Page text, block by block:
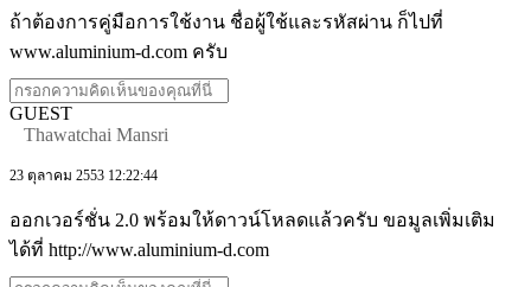
ถ้าต้องการคู่มือการใช้งาน ชื่อผู้ใช้และรหัสผ่าน ก็ไปที่
www.aluminium-d.com ครับ
GUEST
Thawatchai Mansri
23 ตุลาคม 2553 12:22:44
ออกเวอร์ชั่น 2.0 พร้อมให้ดาวน์โหลดแล้วครับ ขอมูลเพิ่มเติม
ได้ที่ http://www.aluminium-d.com